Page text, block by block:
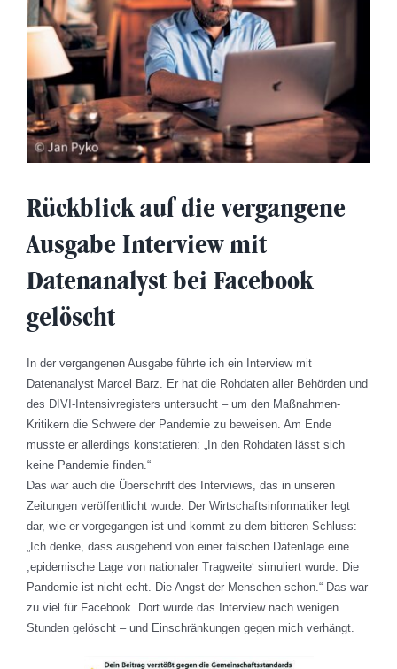
Rückblick auf die vergangene
Ausgabe Interview mit
Datenanalyst bei Facebook
gelöscht
In der vergangenen Ausgabe führte ich ein Interview mit
Datenanalyst Marcel Barz. Er hat die Rohdaten aller Behörden und
des DIVI-Intensivregisters untersucht – um den Maßnahmen-
Kritikern die Schwere der Pandemie zu beweisen. Am Ende
musste er allerdings konstatieren: „In den Rohdaten lässt sich
keine Pandemie finden.“
Das war auch die Überschrift des Interviews, das in unseren
Zeitungen veröffentlicht wurde. Der Wirtschaftsinformatiker legt
dar, wie er vorgegangen ist und kommt zu dem bitteren Schluss:
„Ich denke, dass ausgehend von einer falschen Datenlage eine
,epidemische Lage von nationaler Tragweite‘ simuliert wurde. Die
Pandemie ist nicht echt. Die Angst der Menschen schon.“ Das war
zu viel für Facebook. Dort wurde das Interview nach wenigen
Stunden gelöscht – und Einschränkungen gegen mich verhängt.